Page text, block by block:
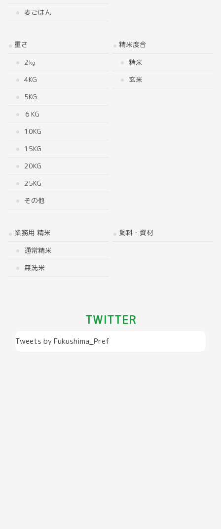
麦ごはん
重さ
2㎏
4KG
5KG
６KG
10KG
15KG
20KG
25KG
その他
精米度合
精米
玄米
業務用 精米
通常精米
無洗米
飼料・資材
TWITTER
Tweets by Fukushima_Pref